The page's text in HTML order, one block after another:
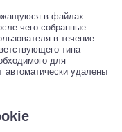
в файлах
чего собранные
в течение
типа
для
автоматически удалены